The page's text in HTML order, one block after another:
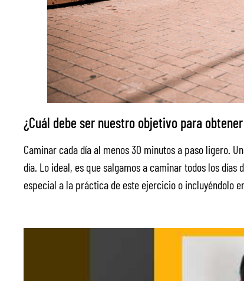
¿Cuál debe ser nuestro objetivo para
Caminar cada día al menos 30 minutos a paso ligero.
día. Lo ideal, es que salgamos a caminar todos los
especial a la práctica de este ejercicio o incluyéndolo